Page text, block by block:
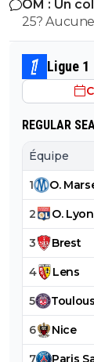
Godts tout
normal on
10M pres. Mais un mec remplacant au Barca dans la derniere
année de
eux ils otn
la pillule que
Kroupi Jr
OM : Un
25?
Ligue 1
REGULAR
Équipe
1 O.
2 O.
3 Brest
4 Lens
5
6 Nice
7 Paris